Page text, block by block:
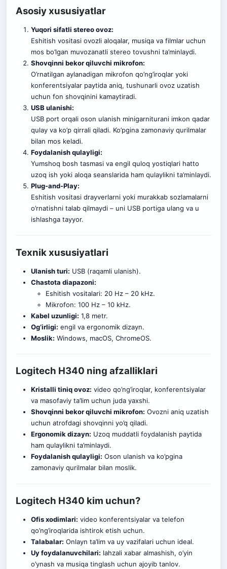
Asosiy xususiyatlar
Yuqori sifatli stereo ovoz:
Eshitish vositasi ovozli aloqalar, musiqa va filmlar uchun
mos bo’lgan muvozanatli stereo tovushni ta’minlaydi.
Shovqinni bekor qiluvchi mikrofon:
O’rnatilgan aylanadigan mikrofon qo’ng’iroqlar yoki
konferentsiyalar paytida aniq, tushunarli ovoz uzatish
uchun fon shovqinini kamaytiradi.
USB ulanishi:
USB port orqali oson ulanish minigarniturani imkon qadar
qulay va ko’p qirrali qiladi. Ko’pgina zamonaviy qurilmalar
bilan mos keladi.
Foydalanish qulayligi:
Yumshoq bosh tasmasi va engil quloq yostiqlari hatto
uzoq ish yoki aloqa seanslarida ham qulaylikni ta’minlaydi.
Plug-and-Play:
Eshitish vositasi drayverlarni yoki murakkab sozlamalarni
o’rnatishni talab qilmaydi – uni USB portiga ulang va u
ishlashga tayyor.
Texnik xususiyatlari
Ulanish turi: USB (raqamli ulanish).
Chastota diapazoni:
Eshitish vositalari: 20 Hz – 20 kHz.
Mikrofon: 100 Hz – 10 kHz.
Kabel uzunligi: 1,8 metr.
Og’irligi: engil va ergonomik dizayn.
Moslik: Windows, macOS, ChromeOS.
Logitech H340 ning afzalliklari
Kristalli tiniq ovoz: video qo’ng’iroqlar, konferentsiyalar
va masofaviy ta’lim uchun juda yaxshi.
Shovqinni bekor qiluvchi mikrofon: Ovozni aniq uzatish
uchun atrofdagi shovqinni yo’q qiladi.
Ergonomik dizayn: Uzoq muddatli foydalanish paytida
ham qulaylikni ta’minlaydi.
Foydalanish qulayligi: Oson ulanish va ko’pgina
zamonaviy qurilmalar bilan moslik.
Logitech H340 kim uchun?
Ofis xodimlari: video konferentsiyalar va telefon
qo’ng’iroqlarida ishtirok etish uchun.
Talabalar: Onlayn ta’lim va uy vazifalari uchun ideal.
Uy foydalanuvchilari: lahzali xabar almashish, o’yin
o’ynash va musiqa tinglash uchun ajoyib tanlov.